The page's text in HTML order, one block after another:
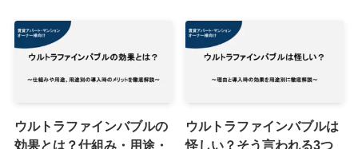
ウルトラファインバブルの
効果とは？仕組み・用途・
ウルトラファインバブルは
怪しい？そう言われる3つ